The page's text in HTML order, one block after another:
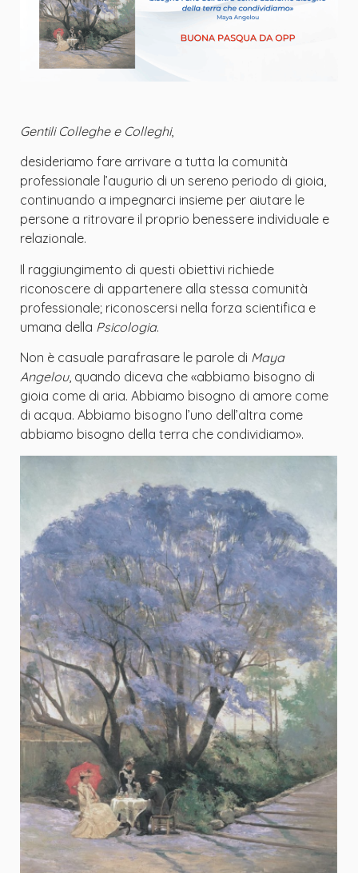
Gentili Colleghe e Colleghi,
desideriamo fare arrivare a tutta la comunità
professionale l’augurio di un sereno periodo di gioia,
continuando a impegnarci insieme per aiutare le
persone a ritrovare il proprio benessere individuale e
relazionale.
Il raggiungimento di questi obiettivi richiede
riconoscere di appartenere alla stessa comunità
professionale; riconoscersi nella forza scientifica e
umana della Psicologia.
Non è casuale parafrasare le parole di Maya
Angelou, quando diceva che «abbiamo bisogno di
gioia come di aria. Abbiamo bisogno di amore come
di acqua. Abbiamo bisogno l’uno dell’altra come
abbiamo bisogno della terra che condividiamo».